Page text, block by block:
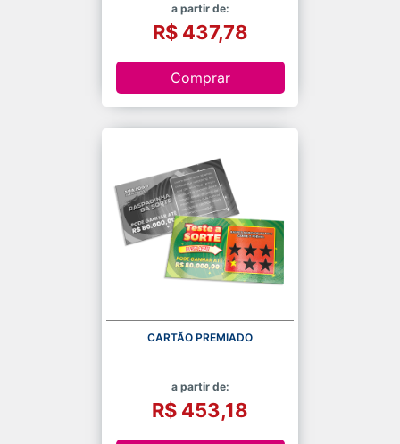
a partir de:
R$ 437,78
Comprar
CARTÃO PREMIADO
a partir de:
R$ 453,18